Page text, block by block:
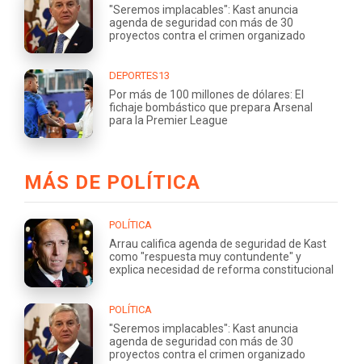
"Seremos implacables": Kast anuncia
agenda de seguridad con más de 30
proyectos contra el crimen organizado
DEPORTES13
Por más de 100 millones de dólares: El
fichaje bombástico que prepara Arsenal
para la Premier League
MÁS DE POLÍTICA
POLÍTICA
Arrau califica agenda de seguridad de Kast
como "respuesta muy contundente" y
explica necesidad de reforma constitucional
POLÍTICA
"Seremos implacables": Kast anuncia
agenda de seguridad con más de 30
proyectos contra el crimen organizado